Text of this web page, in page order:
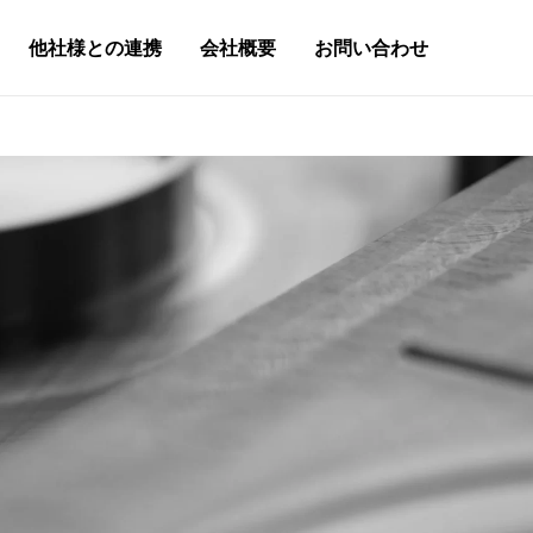
他社様との連携 会社概要 お問い合わせ